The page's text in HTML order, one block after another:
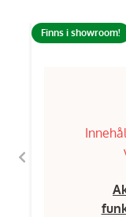
Finns i showroom!